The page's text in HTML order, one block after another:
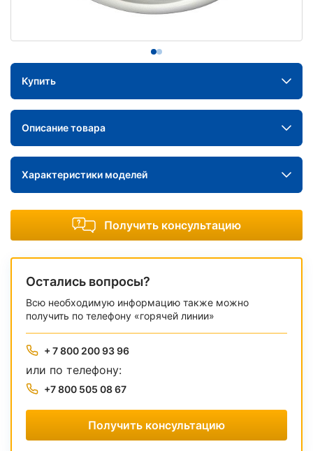
Купить
Описание товара
Характеристики моделей
Получить консультацию
Остались вопросы?
Всю необходимую информацию также можно
получить по телефону «горячей линии»
+ 7 800 200 93 96
или по телефону:
+7 800 505 08 67
Получить консультацию